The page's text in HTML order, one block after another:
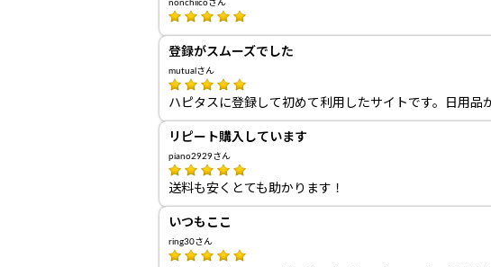
nonchiicoさん
登録がスムーズでした
mutualさん
ハピタスに登録して初めて利用したサイトです。日用品
リピート購入しています
piano2929さん
送料も安くとても助かります！
いつもここ
ring30さん